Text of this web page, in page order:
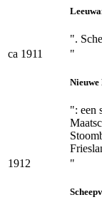
".
ca 1911
"
": een
1912
"